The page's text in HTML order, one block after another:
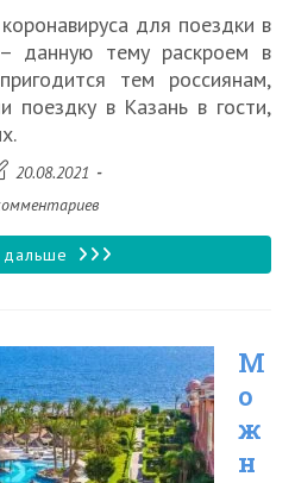
для поездки в
данную тему раскроем в
тем россиянам,
поездку в Казань в гости,
20.08.2021
дальше Пустят
Казань
без
прививки
М
о
ж
н